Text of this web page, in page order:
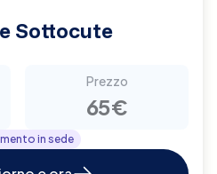
Sottocute
Prezzo
65€
in sede